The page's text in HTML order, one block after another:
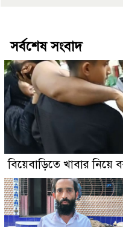
সর্বশেষ সংবাদ
বিয়েবাড়িতে খাবার